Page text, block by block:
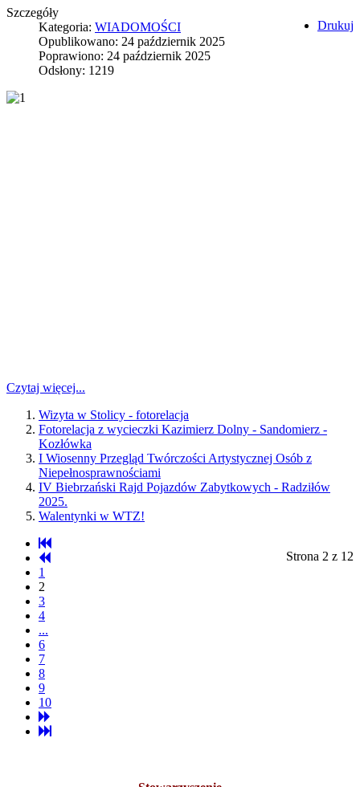
Drukuj
Szczegóły
Kategoria: WIADOMOŚCI
Opublikowano: 24 październik 2025
Poprawiono: 24 październik 2025
Odsłony: 1219
Czytaj więcej...
Wizyta w Stolicy - fotorelacja
Fotorelacja z wycieczki Kazimierz Dolny - Sandomierz -
Kozłówka
I Wiosenny Przegląd Twórczości Artystycznej Osób z
Niepełnosprawnościami
IV Biebrzański Rajd Pojazdów Zabytkowych - Radziłów
2025.
Walentynki w WTZ!
Strona 2 z 12
1
2
3
4
...
6
7
8
9
10